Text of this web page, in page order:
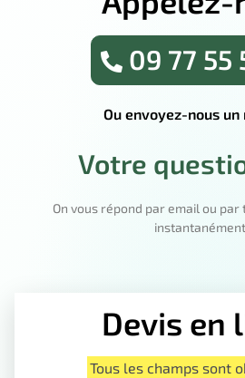
09 77 55
Ou envoyez-nous un
Votre
On vous répond par email ou
Devis en
Tous les champs sont